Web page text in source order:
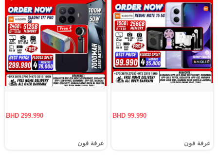
BHD 99.990
عرفة فون
BHD 299.990
عرفة فون